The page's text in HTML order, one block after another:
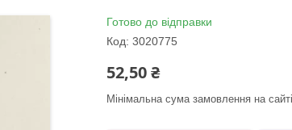
Готово до відправки
Код: 3020775
52,50 ₴
Мінімальна сума замовлення на